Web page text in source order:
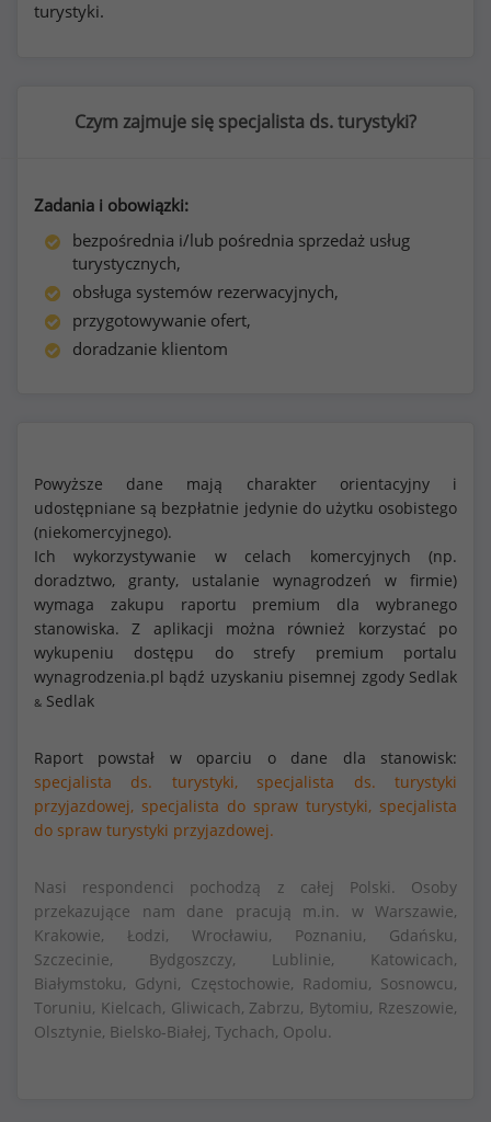
turystyki.
Czym zajmuje się specjalista ds. turystyki?
Zadania i obowiązki:
bezpośrednia i/lub pośrednia sprzedaż usług
turystycznych,
obsługa systemów rezerwacyjnych,
przygotowywanie ofert,
doradzanie klientom
Powyższe dane mają charakter orientacyjny i
udostępniane są bezpłatnie jedynie do użytku osobistego
(niekomercyjnego).
Ich wykorzystywanie w celach komercyjnych (np.
doradztwo, granty, ustalanie wynagrodzeń w firmie)
wymaga zakupu raportu premium dla wybranego
stanowiska. Z aplikacji można również korzystać po
wykupeniu dostępu do strefy premium portalu
wynagrodzenia.pl bądź uzyskaniu pisemnej zgody Sedlak
& Sedlak
Raport powstał w oparciu o dane dla stanowisk:
specjalista ds. turystyki,
specjalista ds. turystyki
przyjazdowej, specjalista do spraw turystyki, specjalista
do spraw turystyki przyjazdowej.
Nasi respondenci pochodzą z całej Polski. Osoby
przekazujące nam dane pracują m.in. w Warszawie,
Krakowie, Łodzi, Wrocławiu, Poznaniu, Gdańsku,
Szczecinie, Bydgoszczy, Lublinie, Katowicach,
Białymstoku, Gdyni, Częstochowie, Radomiu, Sosnowcu,
Toruniu, Kielcach, Gliwicach, Zabrzu, Bytomiu, Rzeszowie,
Olsztynie, Bielsko-Białej, Tychach, Opolu.